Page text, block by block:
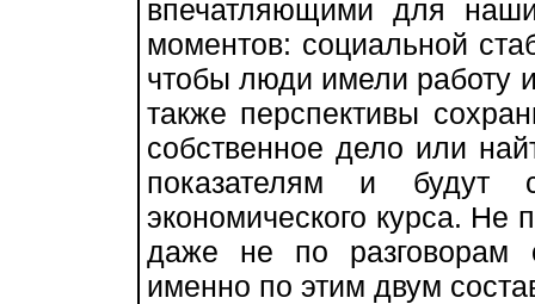
впечатляющими для
моментов: социальной
чтобы люди имели работу
также перспективы
собственное дело или
показателям и будут
экономического курса. Не
даже не по разговорам
именно по этим двум